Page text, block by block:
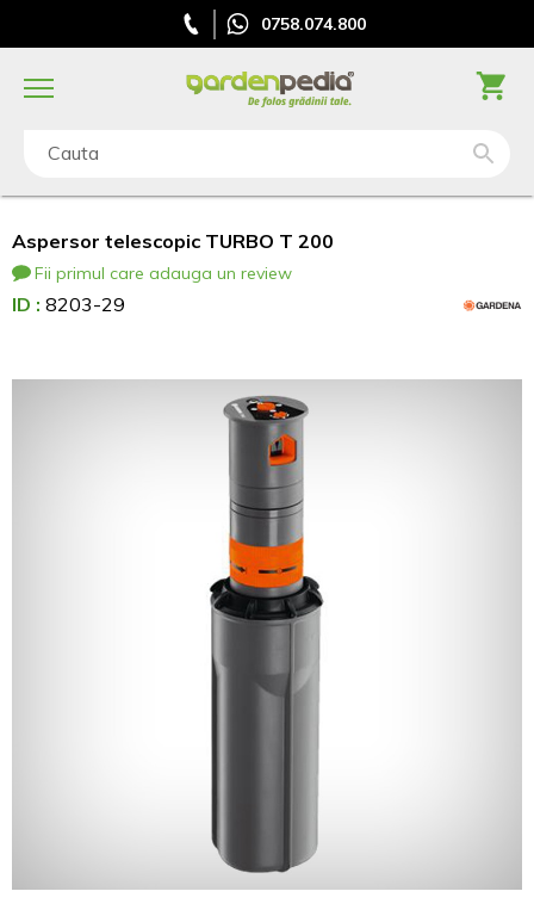
0758.074.800
Cauta
Aspersor telescopic TURBO T 200
Fii primul care adauga un review
ID : 8203-29